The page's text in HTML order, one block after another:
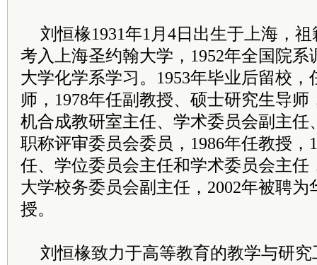
刘恒椽1931年1月4日出生于上海，
考入上海圣约翰大学，1952年全国院
大学化学系学习。1953年毕业后留校，
师，1978年任副教授、硕士研究生导师
机合成教研室主任、学术委员会副主任
职称评审委员会委员，1986年任教授，
任、学位委员会主任和学术委员会主任
大学校务委员会副主任，2002年被聘
授。
刘恒椽致力于高等教育的教学与研